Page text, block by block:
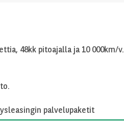
48kk pitoajalla ja 10 000km/v.
palvelupaketit